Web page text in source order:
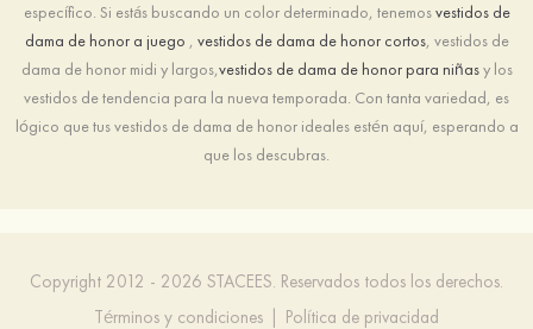
específico. Si estás buscando un color determinado, tenemosvestidos de
dama de honor a juego , vestidos de dama de honor cortos, vestidos de
dama de honor midi y largos,vestidos de dama de honor para niñasy los
vestidos de tendencia para la nueva temporada. Con tanta variedad, es
lógico que tus vestidos de dama de honor ideales estén aquí, esperando a
que los descubras.
Copyright 2012 - 2026 STACEES. Reservados todos los derechos.
Términos y condiciones
Política de privacidad